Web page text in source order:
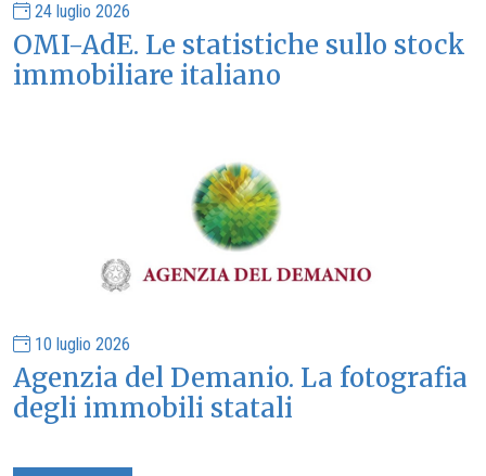
24 luglio 2026
OMI-AdE. Le statistiche sullo stock
immobiliare italiano
10 luglio 2026
Agenzia del Demanio. La fotografia
degli immobili statali